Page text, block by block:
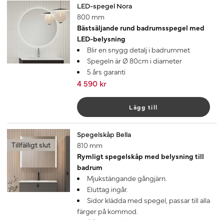
LED-spegel Nora
800 mm
Bästsäljande rund badrumsspegel med
LED-belysning
Blir en snygg detalj i badrummet
Spegeln är Ø 80cm i diameter
5 års garanti
4 590 kr
Lägg till
Tillfälligt slut
Spegelskåp Bella
810 mm
Rymligt spegelskåp med belysning till
badrum
Mjukstängande gångjärn.
Eluttag ingår.
Sidor klädda med spegel, passar till alla
färger på kommod.